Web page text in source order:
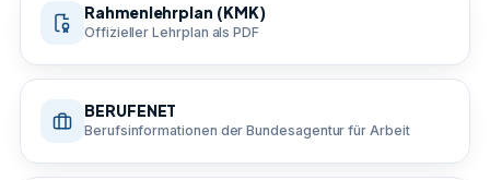
Rahmenlehrplan (KMK)
Offizieller Lehrplan als PDF
BERUFENET
Berufsinformationen der Bundesagentur für Arbeit